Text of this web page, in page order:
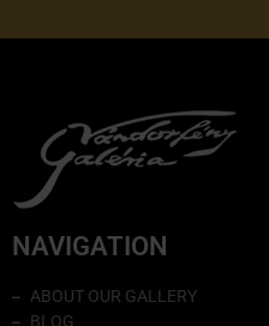
NAVIGATION
ABOUT OUR GALLERY
BLOG